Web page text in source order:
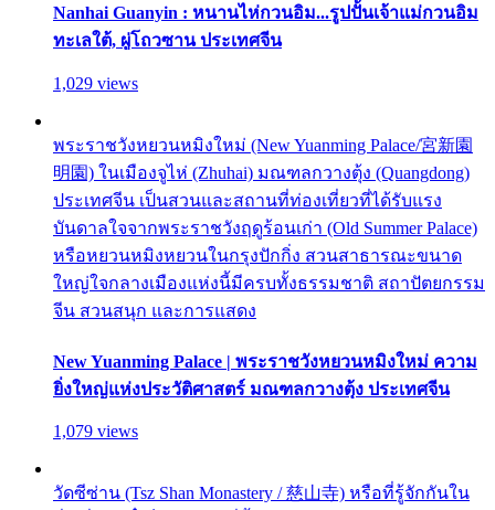
Nanhai Guanyin : หนานไห่กวนอิม...รูปปั้นเจ้าแม่กวนอิม
ทะเลใต้, ผู่โถวซาน ประเทศจีน
1,029 views
พระราชวังหยวนหมิงใหม่ (New Yuanming Palace/宮新園
明園) ในเมืองจูไห่ (Zhuhai) มณฑลกวางตุ้ง (Quangdong)
ประเทศจีน เป็นสวนและสถานที่ท่องเที่ยวที่ได้รับแรง
บันดาลใจจากพระราชวังฤดูร้อนเก่า (Old Summer Palace)
หรือหยวนหมิงหยวนในกรุงปักกิ่ง สวนสาธารณะขนาด
ใหญ่ใจกลางเมืองแห่งนี้มีครบทั้งธรรมชาติ สถาปัตยกรรม
จีน สวนสนุก และการแสดง
New Yuanming Palace | พระราชวังหยวนหมิงใหม่ ความ
ยิ่งใหญ่แห่งประวัติศาสตร์ มณฑลกวางตุ้ง ประเทศจีน
1,079 views
วัดซีซ่าน (Tsz Shan Monastery / 慈山寺) หรือที่รู้จักกันใน